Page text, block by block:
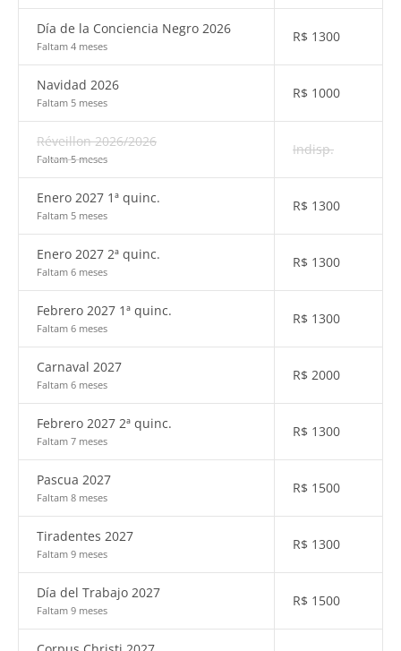
Día de la Conciencia Negro 2026
Faltam 4 meses
R$ 1300
Navidad 2026
Faltam 5 meses
R$ 1000
Réveillon 2026/2026
Faltam 5 meses
Indisp.
Enero 2027 1ª quinc.
Faltam 5 meses
R$ 1300
Enero 2027 2ª quinc.
Faltam 6 meses
R$ 1300
Febrero 2027 1ª quinc.
Faltam 6 meses
R$ 1300
Carnaval 2027
Faltam 6 meses
R$ 2000
Febrero 2027 2ª quinc.
Faltam 7 meses
R$ 1300
Pascua 2027
Faltam 8 meses
R$ 1500
Tiradentes 2027
Faltam 9 meses
R$ 1300
Día del Trabajo 2027
Faltam 9 meses
R$ 1500